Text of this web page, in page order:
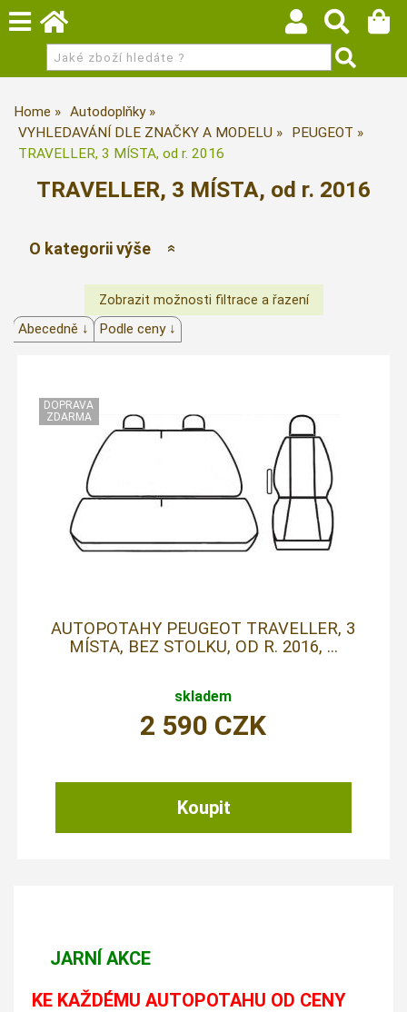
Home
Autodoplňky
VYHLEDAVÁNÍ DLE ZNAČKY A MODELU
PEUGEOT
TRAVELLER, 3 MÍSTA, od r. 2016
TRAVELLER, 3 MÍSTA, od r. 2016
O kategorii výše
Abecedně ↓ Podle ceny ↓
AUTOPOTAHY PEUGEOT TRAVELLER, 3
MÍSTA, BEZ STOLKU, OD R. 2016, ...
skladem
2 590 CZK
JARNÍ AKCE
KE KAŽDÉMU AUTOPOTAHU OD CENY